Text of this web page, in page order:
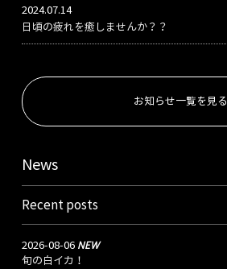
News
Recent posts
2026-08-06 NEW
旬の白イカ！
2024.07.14
日頃の疲れを癒しませんか？？
お知らせ一覧を見る